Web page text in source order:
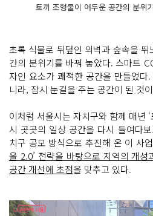
토끼 조형물이 어두운 공간의 분위
초록 식물로 뒤덮인 외벽과 숲속을
간의 분위기를 바꿔 놓았다. 스마트
자인 요소가 쾌적한 공간을 만들었
니라, 잠시 눈길을 주는 공간이 된 것
이처럼 서울시는 자치구와 함께 매년
시 곳곳의 일상 공간을 다시 들여다
치구 공모 방식으로 추진해 온 이 사
울 2.0’ 전략을 바탕으로 지역의 개
공간 개선에 초점을 맞추고 있다.